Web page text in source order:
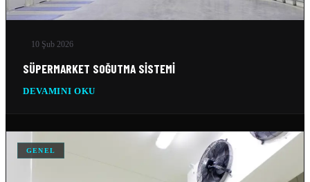
11 Şub 2026
10 Şub 2026
TEKSTIL SOĞUTMA SISTEMLERI
10 Şub 2026
SÜPERMARKET SOĞUTMA SISTEMI
DEVAMINI OKU
GENEL